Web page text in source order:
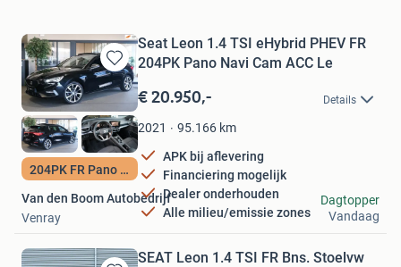
Bewaren
in
Favorieten
204PK FR Pano Cam
Seat Leon 1.4 TSI eHybrid PHEV FR
204PK Pano Navi Cam ACC Le
€ 20.950,- Details
2021 95.166 km
APK bij aflevering
Financiering mogelijk
Dealer onderhouden
Alle milieu/emissie zones
Van den Boom Autobedrijf
Venray
Dagtopper
Vandaag
SEAT Leon 1.4 TSI FR Bns. Stoelvw